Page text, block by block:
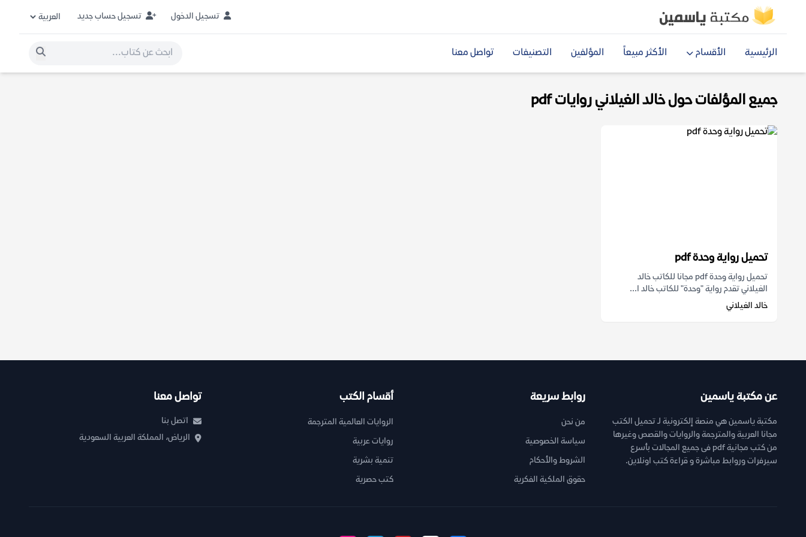
تسجيل الدخول تسجيل حساب جديد
الرئيسية الأقسام الأكثر مبيعاً المؤلفين التصنيفات تواصل معنا
جميع المؤلفات حول خالد الغيلاني روايات pdf
تحميل رواية وحدة pdf
تحميل رواية وحدة pdf مجانا للكاتب خالد
الغيلاني تقدم رواية "وحدة" للكاتب خالد ا...
خالد الغيلاني
عن مكتبة ياسمين
مكتبة ياسمين هي منصة إلكترونية لـ تحميل الكتب
مجانا العربية والمترجمة والروايات والقصص وغيرها
من كتب مجانية pdf فى جميع المجالات بأسرع
سيرفرات وروابط مباشرة و قراءة كتب اونلاين.
روابط سريعة
من نحن
سياسة الخصوصية
الشروط والأحكام
حقوق الملكية الفكرية
أقسام الكتب
الروايات العالمية المترجمة
روايات عربية
تنمية بشرية
كتب حصرية
تواصل معنا
اتصل بنا
الرياض، المملكة العربية السعودية